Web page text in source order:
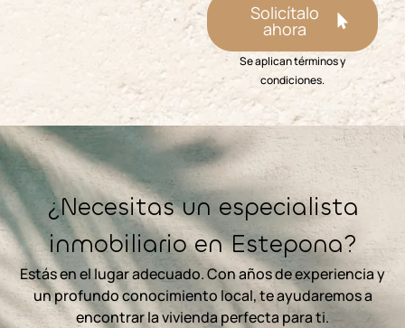
Solicítalo
ahora
Se aplican términos y
condiciones.
¿Necesitas un especialista
inmobiliario en Estepona?
Estás en el lugar adecuado. Con años de experiencia y
un profundo conocimiento local, te ayudaremos a
encontrar la vivienda perfecta para ti.